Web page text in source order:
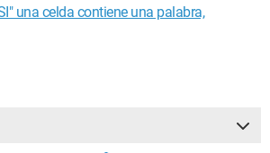
una celda contiene una palabra,